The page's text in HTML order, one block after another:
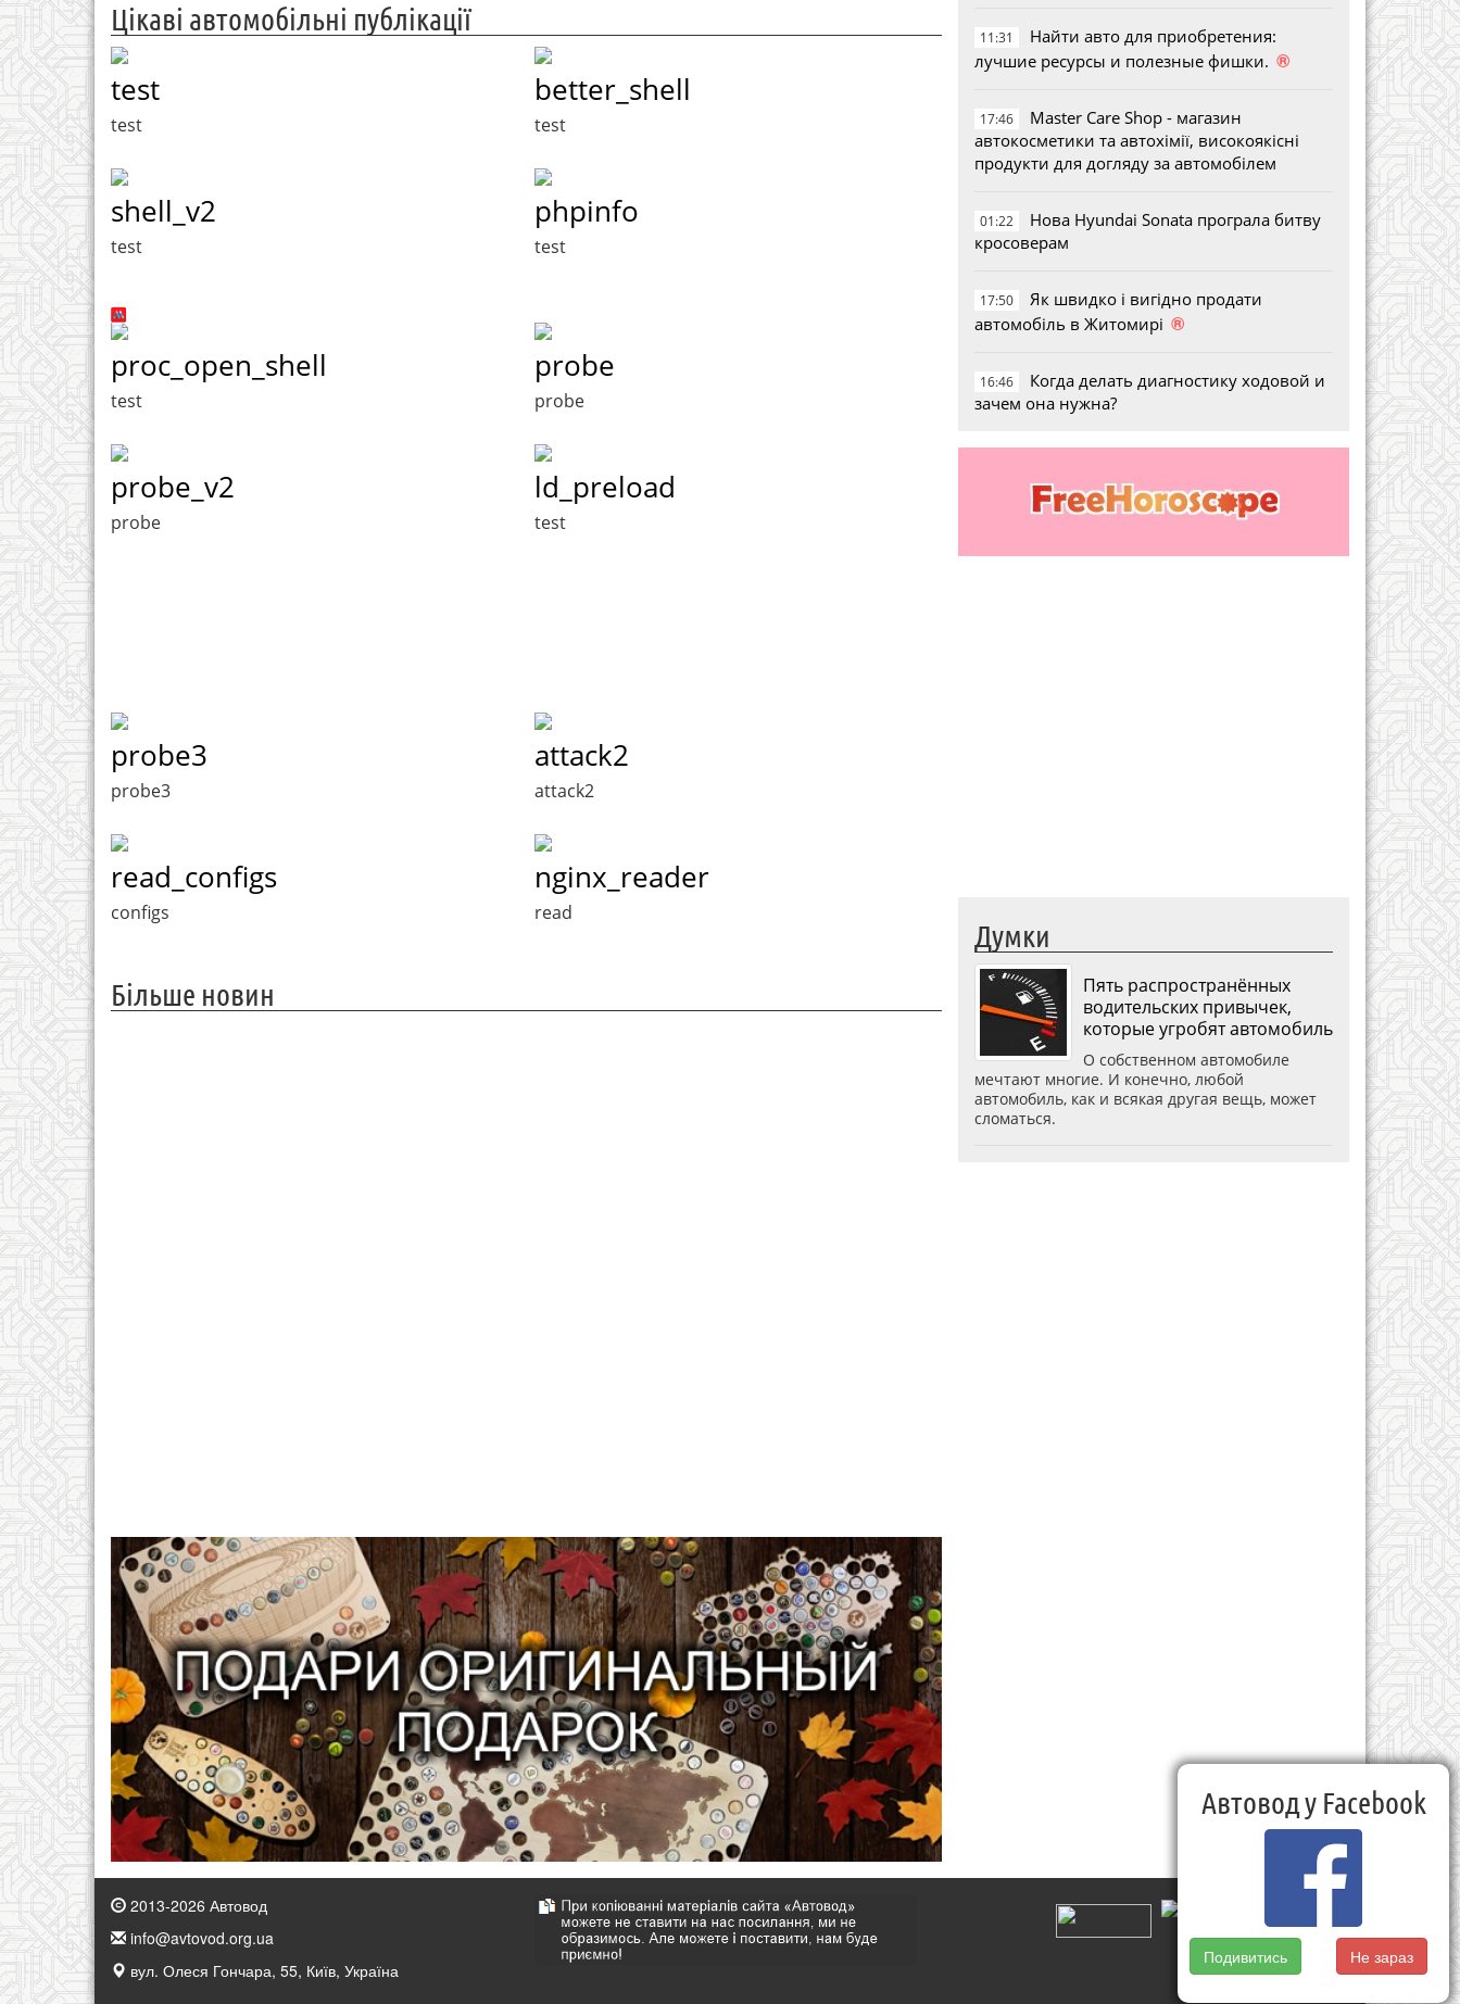
Цікаві автомобільні публікації
test
test
better_shell
test
shell_v2
test
phpinfo
test
proc_open_shell
test
probe
probe
probe_v2
probe
ld_preload
test
probe3
probe3
attack2
attack2
read_configs
configs
nginx_reader
read
Більше новин
11:31
Найти авто для приобретения:
лучшие ресурсы и полезные фишки. ®
17:46
Master Care Shop - магазин
автокосметики та автохімії, високоякісні
продукти для догляду за автомобілем
01:22
Нова Hyundai Sonata програла битву
кросоверам
17:50
Як швидко і вигідно продати
автомобіль в Житомирі ®
16:46
Когда делать диагностику ходовой и
зачем она нужна?
Думки
Пять распространённых
водительских привычек,
которые угробят автомобиль
О собственном автомобиле
мечтают многие. И конечно, любой
автомобиль, как и всякая другая вещь, может
сломаться.
2013-2026 Автовод
info@avtovod.org.ua
вул. Олеся Гончара, 55, Київ, Україна
Автовод у Facebook
Подивитись Не зараз